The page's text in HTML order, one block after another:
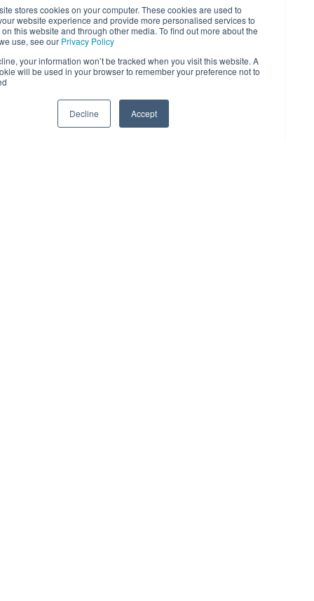
website stores cookies on your computer. These cookies are used to
your website experience and provide more personalised services to
both on this website and through other media. To find out more about the
we use, see our Privacy Policy
decline, your information won’t be tracked when you visit this website. A
cookie will be used in your browser to remember your preference not to
tracked.
سبورت مانز آرم